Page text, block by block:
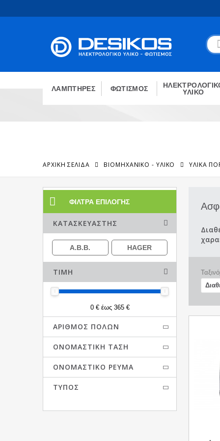
ΛΑΜΠΤΗΡΕΣ ΦΩΤΙΣΜΟΣ
ΥΛΙΚΟ
ΑΡΧΙΚΉ ΣΕΛΊΔΑ ΒΙΟΜΗΧΑΝΙΚΟ - ΥΛΙΚΟ ΥΛΙΚΆ
ΦΊΛΤΡΑ ΕΠΙΛΟΓΉΣ
ΚΑΤΑΣΚΕΥΑΣΤΉΣ
A.B.B. HAGER
ΤΙΜΉ
0 € έως 365 €
ΑΡΙΘΜΌΣ ΠΌΛΩΝ
ΟΝΟΜΑΣΤΙΚΉ ΤΆΣΗ
ΟΝΟΜΑΣΤΙΚΌ ΡΕΎΜΑ
ΤΎΠΟΣ